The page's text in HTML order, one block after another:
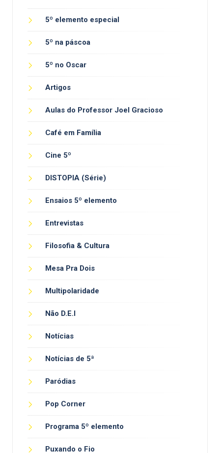
5º elemento especial
5º na páscoa
5º no Oscar
Artigos
Aulas do Professor Joel Gracioso
Café em Família
Cine 5º
DISTOPIA (Série)
Ensaios 5º elemento
Entrevistas
Filosofia & Cultura
Mesa Pra Dois
Multipolaridade
Não D.E.I
Notícias
Notícias de 5ª
Paródias
Pop Corner
Programa 5º elemento
Puxando o Fio